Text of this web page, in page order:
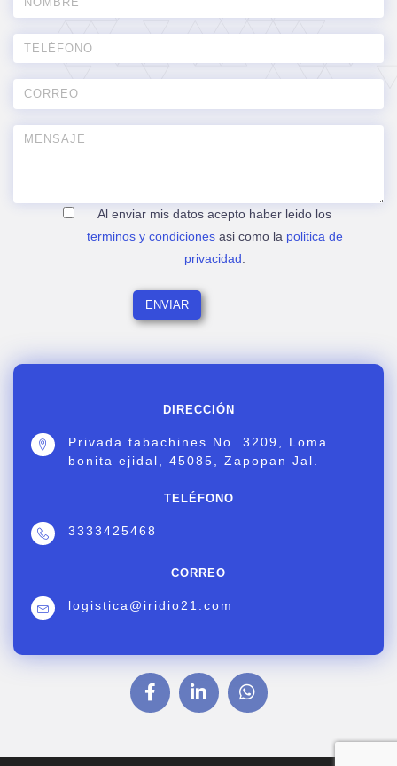
DIRECCIÓN
Privada tabachines No. 3209, Loma
bonita ejidal, 45085, Zapopan Jal.
TELÉFONO
3333425468
CORREO
logistica@iridio21.com
Al enviar mis datos acepto haber leido los
terminos y condicionesasi como la politica de
privacidad